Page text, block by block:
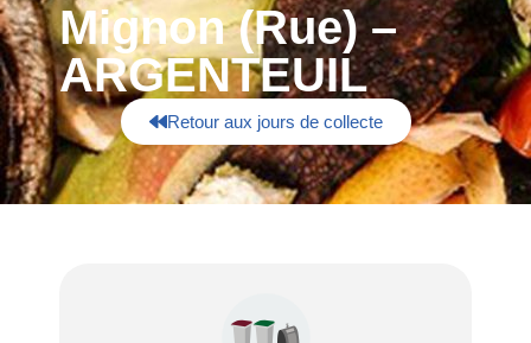
Retour aux jours de collecte
Mignon (Rue) –
ARGENTEUIL